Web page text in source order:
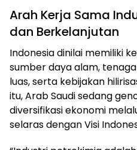
Arah Kerja Sama
dan Berkelanjutan
Indonesia dinilai memiliki
sumber daya alam,
luas, serta kebijakan
itu, Arab Saudi sedang
diversifikasi ekonomi
selaras dengan Visi